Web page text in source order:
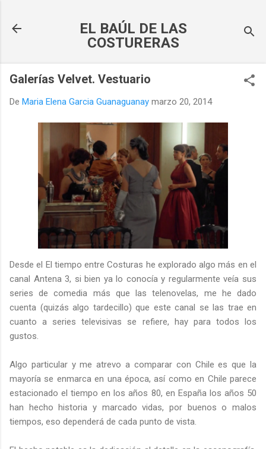
EL BAÚL DE LAS
COSTURERAS
Galerías Velvet. Vestuario
De Maria Elena Garcia Guanaguanay marzo 20, 2014
Desde el El tiempo entre Costuras he explorado algo más en el
canal Antena 3, si bien ya lo conocía y regularmente veía sus
series de comedia más que las telenovelas, me he dado
cuenta (quizás algo tardecillo) que este canal se las trae en
cuanto a series televisivas se refiere, hay para todos los
gustos.
Algo particular y me atrevo a comparar con Chile es que la
mayoría se enmarca en una época, así como en Chile parece
estacionado el tiempo en los años 80, en España los años 50
han hecho historia y marcado vidas, por buenos o malos
tiempos, eso dependerá de cada punto de vista.